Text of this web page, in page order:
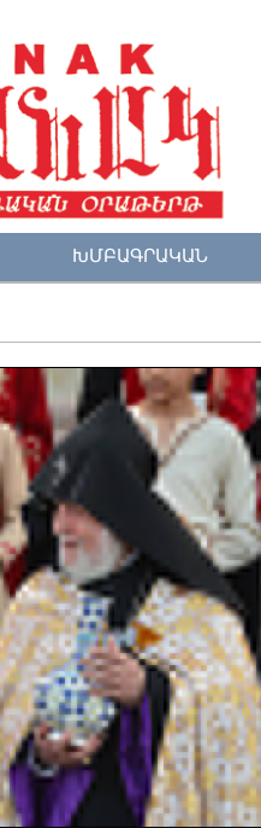
ԽՄԲԱԳՐԱԿԱՆ